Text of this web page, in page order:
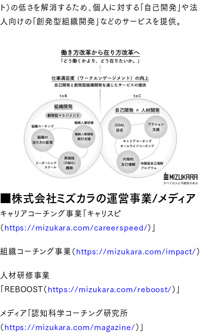
ト）の低さを解消するため、個人に対する「自己開発」や法
人向けの「創発型組織開発」などのサービスを提供。
■株式会社ミズカラの運営事業/メディア
キャリアコーチング事業「キャリスピ
（https://mizukara.com/careerspeed/）」
組織コーチング事業（https://mizukara.com/impact/）
人材研修事業
「REBOOST（https://mizukara.com/reboost/）」
メディア「認知科学コーチング研究所
（https://mizukara.com/magazine/）」